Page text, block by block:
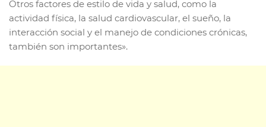
Otros factores de estilo de vida y salud, como la
actividad física, la salud cardiovascular, el sueño, la
interacción social y el manejo de condiciones crónicas,
también son importantes».